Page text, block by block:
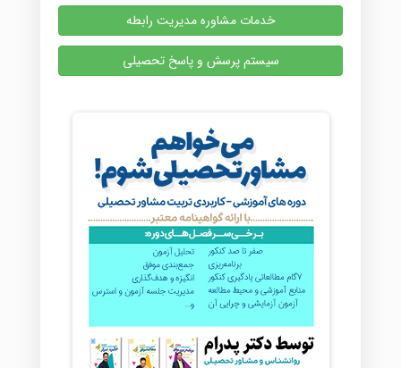
خدمات مشاوره مدیریت رابطه
سیستم پرسش و پاسخ تحصیلی